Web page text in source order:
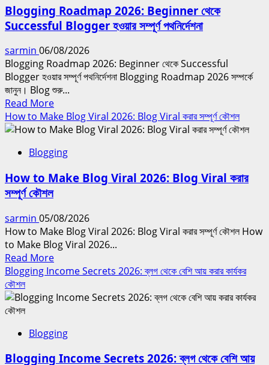
Blogging Roadmap 2026: Beginner থেকে
Successful Blogger হওয়ার সম্পূর্ণ পথনির্দেশনা
sarmin 06/08/2026
Blogging Roadmap 2026: Beginner থেকে Successful
Blogger হওয়ার সম্পূর্ণ পথনির্দেশনা Blogging Roadmap 2026 সম্পর্কে
জানুন। Blog শুরু...
Read MoreRead
more
about
Roadmap
Beginner
থেকে
Blogger
হওয়ার
সম্পূর্ণ
পথনির্দেশনা
How to Make Blog Viral 2026: Blog Viral করার সম্পূর্ণ কৌশল
Blogging
How to Make Blog Viral 2026: Blog Viral করার
সম্পূর্ণ কৌশল
sarmin 05/08/2026
How to Make Blog Viral 2026: Blog Viral করার সম্পূর্ণ কৌশল How
to Make Blog Viral 2026...
Read MoreRead
more
How
Blog
Blogging Income Secrets 2026: ব্লগ থেকে বেশি আয় করার কার্যকর
কৌশল
Blogging
Blogging Income Secrets 2026: ব্লগ থেকে বেশি আয়